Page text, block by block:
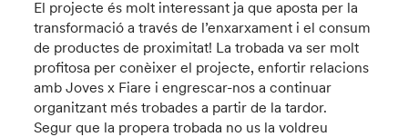
El projecte és molt interessant ja que aposta per la
transformació a través de l’enxarxament i el consum
de productes de proximitat! La trobada va ser molt
profitosa per conèixer el projecte, enfortir relacions
amb Joves x Fiare i engrescar-nos a continuar
organitzant més trobades a partir de la tardor.
Segur que la propera trobada no us la voldreu